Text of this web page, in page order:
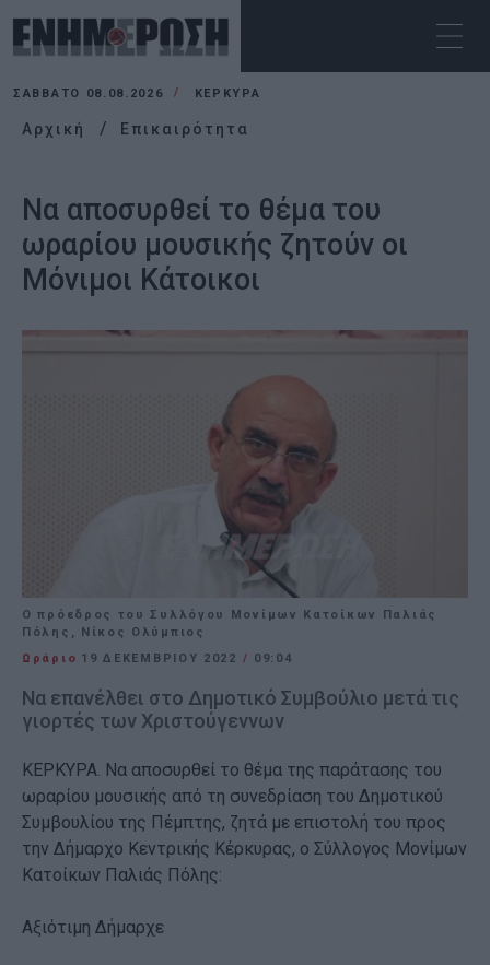
ΣΆΒΒΑΤΟ 08.08.2026 ΚΕΡΚΥΡΑ
Αρχική Επικαιρότητα
Να αποσυρθεί το θέμα του
ωραρίου μουσικής ζητούν οι
Μόνιμοι Κάτοικοι
Ο πρόεδρος του Συλλόγου Μονίμων Κατοίκων Παλιάς
Πόλης, Νίκος Ολύμπιος
Ωράριο 19 ΔΕΚΕΜΒΡΊΟΥ 2022 / 09:04
Να επανέλθει στο Δημοτικό Συμβούλιο μετά τις
γιορτές των Χριστούγεννων
ΚΕΡΚΥΡΑ. Να αποσυρθεί το θέμα της παράτασης του
ωραρίου μουσικής από τη συνεδρίαση του Δημοτικού
Συμβουλίου της Πέμπτης, ζητά με επιστολή του προς
την Δήμαρχο Κεντρικής Κέρκυρας, ο Σύλλογος Μονίμων
Κατοίκων Παλιάς Πόλης:
Αξιότιμη Δήμαρχε